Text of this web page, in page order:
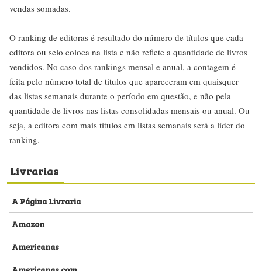
vendas somadas.
O ranking de editoras é resultado do número de títulos que cada
editora ou selo coloca na lista e não reflete a quantidade de livros
vendidos. No caso dos rankings mensal e anual, a contagem é
feita pelo número total de títulos que apareceram em quaisquer
das listas semanais durante o período em questão, e não pela
quantidade de livros nas listas consolidadas mensais ou anual. Ou
seja, a editora com mais títulos em listas semanais será a líder do
ranking.
Livrarias
A Página Livraria
Amazon
Americanas